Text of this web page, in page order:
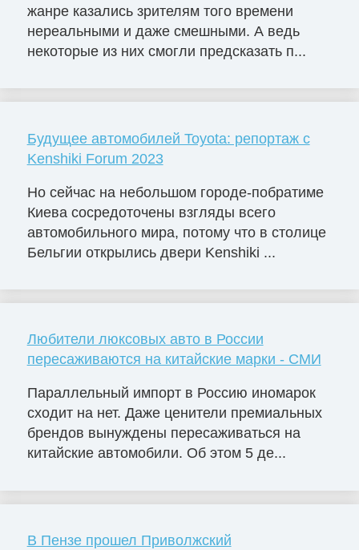
жанре казались зрителям того времени
нереальными и даже смешными. А ведь
некоторые из них смогли предсказать п...
Будущее автомобилей Toyota: репортаж с
Kenshiki Forum 2023
Но сейчас на небольшом городе-побратиме
Киева сосредоточены взгляды всего
автомобильного мира, потому что в столице
Бельгии открылись двери Kenshiki ...
Любители люксовых авто в России
пересаживаются на китайские марки - СМИ
Параллельный импорт в Россию иномарок
сходит на нет. Даже ценители премиальных
брендов вынуждены пересаживаться на
китайские автомобили. Об этом 5 де...
В Пензе прошел Приволжский